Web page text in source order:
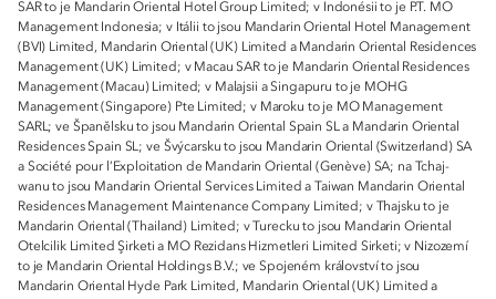
SAR to je Mandarin Oriental Hotel Group Limited; v Indonésii to je P.T. MO
Management Indonesia; v Itálii to jsou Mandarin Oriental Hotel Management
(BVI) Limited, Mandarin Oriental (UK) Limited a Mandarin Oriental Residences
Management (UK) Limited; v Macau SAR to je Mandarin Oriental Residences
Management (Macau) Limited; v Malajsii a Singapuru to je MOHG
Management (Singapore) Pte Limited; v Maroku to je MO Management
SARL; ve Španělsku to jsou Mandarin Oriental Spain SL a Mandarin Oriental
Residences Spain SL; ve Švýcarsku to jsou Mandarin Oriental (Switzerland) SA
a Société pour l’Exploitation de Mandarin Oriental (Genève) SA; na Tchaj-
wanu to jsou Mandarin Oriental Services Limited a Taiwan Mandarin Oriental
Residences Management Maintenance Company Limited; v Thajsku to je
Mandarin Oriental (Thailand) Limited; v Turecku to jsou Mandarin Oriental
Otelcilik Limited Şirketi a MO Rezidans Hizmetleri Limited Sirketi; v Nizozemí
to je Mandarin Oriental Holdings B.V.; ve Spojeném království to jsou
Mandarin Oriental Hyde Park Limited, Mandarin Oriental (UK) Limited a